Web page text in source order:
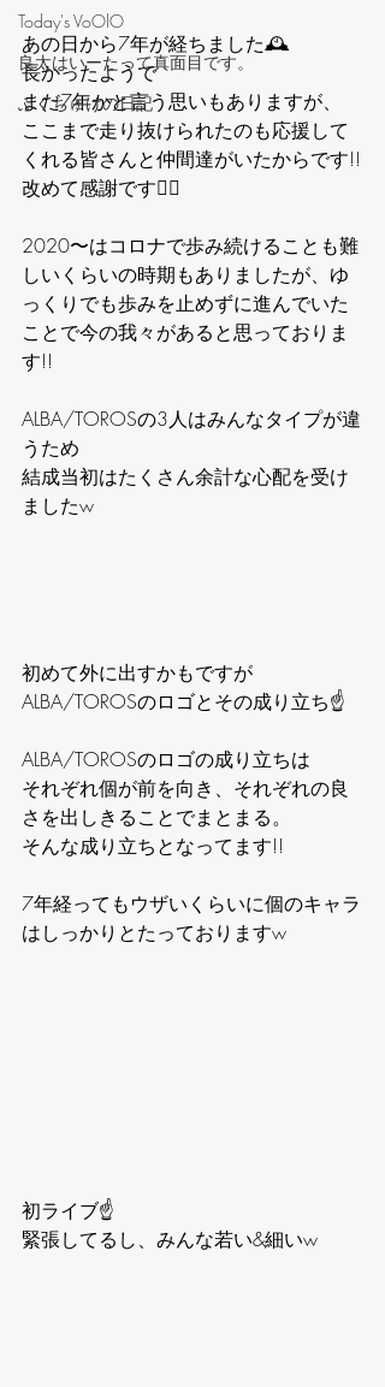
Today's VoOlO
良太はいーたって真面目です。
ふくちゅけの日記
あの日から7年が経ちました🕰️
長かったようで
まだ7年かと言う思いもありますが、
ここまで走り抜けられたのも応援して
くれる皆さんと仲間達がいたからです!!
改めて感謝です🙇‍♂️
2020〜はコロナで歩み続けることも難
しいくらいの時期もありましたが、ゆ
っくりでも歩みを止めずに進んでいた
ことで今の我々があると思っておりま
す!!
ALBA/TOROSの3人はみんなタイプが違
うため
結成当初はたくさん余計な心配を受け
ましたw
初めて外に出すかもですが
ALBA/TOROSのロゴとその成り立ち☝️
ALBA/TOROSのロゴの成り立ちは
それぞれ個が前を向き、それぞれの良
さを出しきることでまとまる。
そんな成り立ちとなってます!!
7年経ってもウザいくらいに個のキャラ
はしっかりとたっておりますw
初ライブ☝️
緊張してるし、みんな若い&細いw